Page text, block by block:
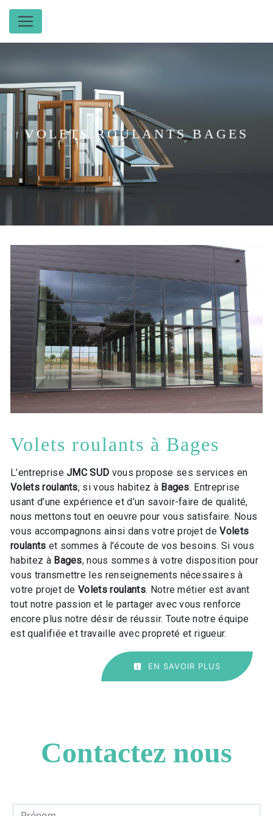
Panneau de gestion des cookies
VOLETS ROULANTS BAGES
Volets roulants à Bages
L’entrepriseJMC SUD vous propose ses services en
Volets roulants, si vous habitez à Bages. Entreprise
usant d’une expérience et d’un savoir-faire de qualité,
nous mettons tout en oeuvre pour vous satisfaire. Nous
vous accompagnons ainsi dans votre projet deVolets
roulants et sommes à l’écoute de vos besoins. Si vous
habitez à Bages, nous sommes à votre disposition pour
vous transmettre les renseignements nécessaires à
votre projet deVolets roulants. Notre métier est avant
tout notre passion et le partager avec vous renforce
encore plus notre désir de réussir. Toute notre équipe
est qualifiée et travaille avec propreté et rigueur.
EN SAVOIR PLUS
Contactez nous